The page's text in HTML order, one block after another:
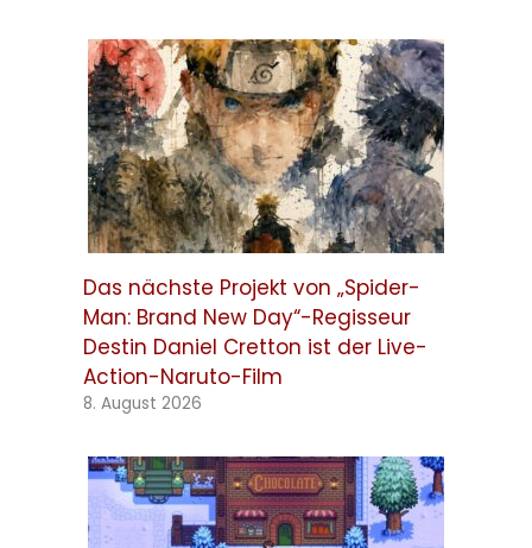
Das nächste Projekt von „Spider-
Man: Brand New Day“-Regisseur
Destin Daniel Cretton ist der Live-
Action-Naruto-Film
8. August 2026